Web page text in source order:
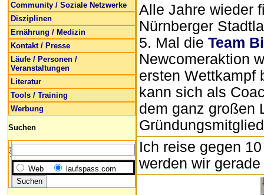
Community / Soziale Netzwerke
Disziplinen
Ernährung / Medizin
Kontakt / Presse
Läufe / Personen /
Veranstaltungen
Literatur
Tools / Training
Werbung
Suchen
Web laufspass.com
Alle Jahre wieder
Nürnberger
5. Mal die Team
Newcomeraktion
ersten Wettkampf
kann sich als
dem ganz großen
Ich reise gegen
werden wir